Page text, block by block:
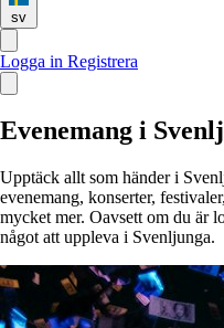
sv
Logga in Registrera
Evenemang i
Upptäck allt som händer i
evenemang, konserter,
mycket mer. Oavsett om du är
något att uppleva i Svenljunga.